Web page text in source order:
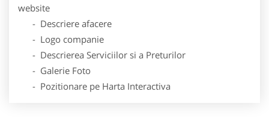
website
- Descriere afacere
- Logo companie
- Descrierea Serviciilor si a Preturilor
- Galerie Foto
- Pozitionare pe Harta Interactiva